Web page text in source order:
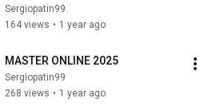
Sergiopatin99
164 views • 1 year ago
MASTER ONLINE 2025
Sergiopatin99
268 views • 1 year ago